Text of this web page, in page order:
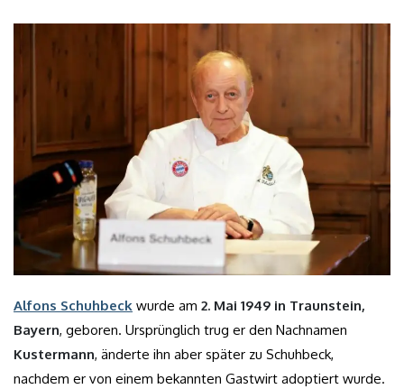
Alfons Schuhbeck wurde am 2. Mai 1949 in Traunstein,
Bayern, geboren. Ursprünglich trug er den Nachnamen
Kustermann, änderte ihn aber später zu Schuhbeck,
nachdem er von einem bekannten Gastwirt adoptiert wurde.